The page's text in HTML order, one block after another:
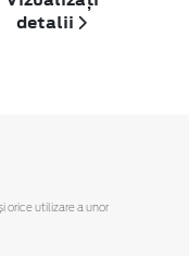
detalii
orice utilizare a unor